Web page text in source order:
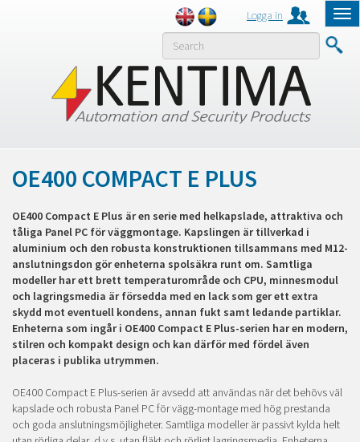
Logga in
MENY
OE400 COMPACT E PLUS
OE400 Compact E Plus är en serie med helkapslade, attraktiva och
tåliga Panel PC för väggmontage. Kapslingen är tillverkad i
aluminium och den robusta konstruktionen tillsammans med M12-
anslutningsdon gör enheterna spolsäkra runt om. Samtliga
modeller har ett brett temperaturområde och CPU, minnesmodul
och lagringsmedia är försedda med en lack som ger ett extra
skydd mot eventuell kondens, annan fukt samt ledande partiklar.
Enheterna som ingår i OE400 Compact E Plus-serien har en modern,
stilren och kompakt design och kan därför med fördel även
placeras i publika utrymmen.
OE400 Compact E Plus-serien är avsedd att användas när det behövs väl
kapslade och robusta Panel PC för vägg-montage med hög prestanda
och goda anslutningsmöjligheter. Samtliga modeller är passivt kylda helt